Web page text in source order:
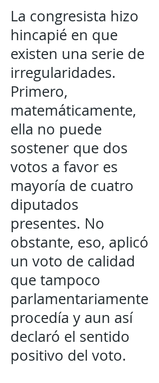
La congresista hizo
hincapié en que
existen una serie de
irregularidades.
Primero,
matemáticamente,
ella no puede
sostener que dos
votos a favor es
mayoría de cuatro
diputados
presentes. No
obstante, eso, aplicó
un voto de calidad
que tampoco
parlamentariamente
procedía y aun así
declaró el sentido
positivo del voto.